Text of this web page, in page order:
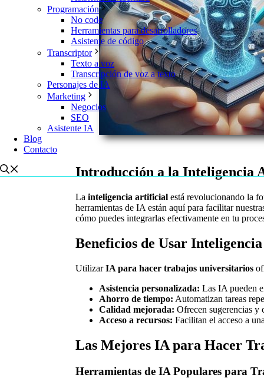
Programación
No code
Herramientas para desarrolladores
Asistente de código
Transcriptor
Texto a voz
Transcripción de voz a texto
Personajes de IA
Marketing
Negocios
SEO
Asistente IA
Blog
Contacto
Introducción a la Inteligencia
La inteligencia artificial está revolucionando la
herramientas de IA están aquí para facilitar
cómo puedes integrarlas efectivamente en tu
Beneficios de Usar
UtilizarIA para hacer trabajos universitarios
Asistencia personalizada: Las IA pueden
Ahorro de tiempo: Automatizan tareas
Calidad mejorada: Ofrecen sugerencias y
Acceso a recursos: Facilitan el acceso a
Las Mejores IA para Hacer
Herramientas de IA Populares para